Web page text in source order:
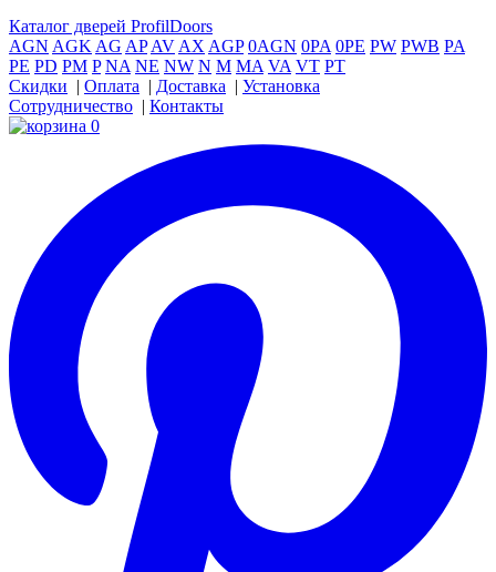
Каталог дверей ProfilDoors
AGN AGKAG APAVAXAGP 0AGN 0PA 0PE PW PWB PA
PE PD PM P NA NE NW N M MA VA VT PT
Скидки
Оплата Доставка
Установка
Сотрудничество
Контакты
0